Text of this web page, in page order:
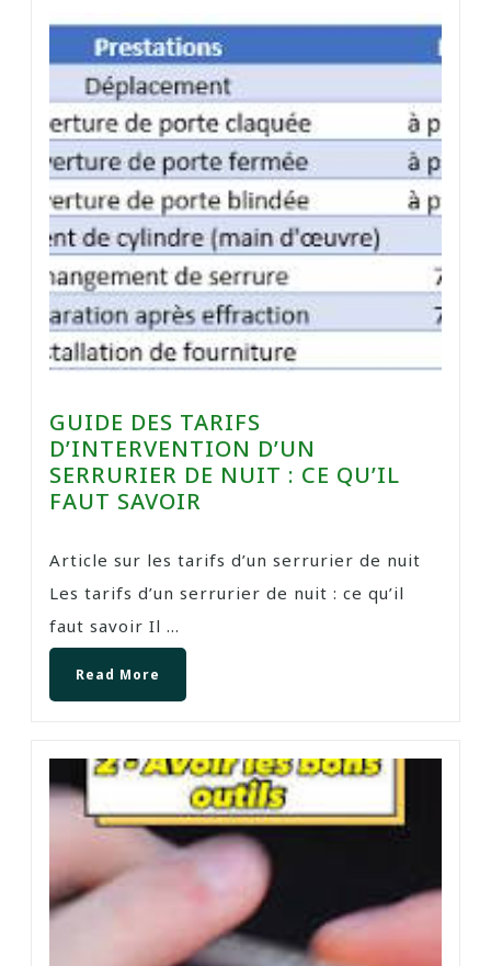
GUIDE DES TARIFS
D’INTERVENTION D’UN
SERRURIER DE NUIT : CE QU’IL
FAUT SAVOIR
Article sur les tarifs d’un serrurier de nuit
Les tarifs d’un serrurier de nuit : ce qu’il
faut savoir Il ...
Read More